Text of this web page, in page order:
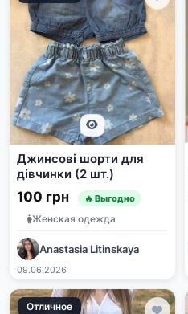
Джинсові шорти для
дівчинки (2 шт.)
100 грн 🔥 Выгодно
Женская одежда
Anastasia Litinskaya
09.06.2026
Отличное